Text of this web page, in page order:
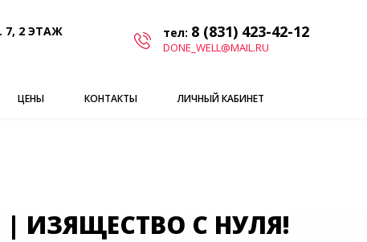
7, 2 ЭТАЖ тел: 8 (831) 423-42-12
DONE_WELL@MAIL.RU
ЦЕНЫ КОНТАКТЫ ЛИЧНЫЙ КАБИНЕТ
| ИЗЯЩЕСТВО С НУЛЯ!